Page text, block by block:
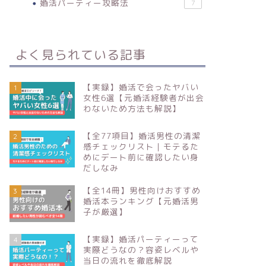
婚活パーティー攻略法 7
よく見られている記事
1
【実録】婚活で会ったヤバい
女性6選【元婚活経験者が出会
わないため方法も解説】
2
【全77項目】婚活男性の清潔
感チェックリスト｜モテるた
めにデート前に確認したい身
だしなみ
3
【全14冊】男性向けおすすめ
婚活本ランキング【元婚活男
子が厳選】
4
【実録】婚活パーティーって
実際どうなの？容姿レベルや
当日の流れを徹底解説